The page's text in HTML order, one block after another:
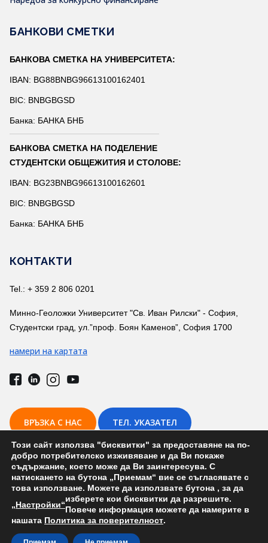
БАНКОВИ СМЕТКИ
БАНКОВА СМЕТКА НА УНИВЕРСИТЕТА:
IBAN: BG88BNBG96613100162401
BIC: BNBGBGSD
Банка: БАНКА БНБ
БАНКОВА СМЕТКА НА ПОДЕЛЕНИЕ
СТУДЕНТСКИ ОБЩЕЖИТИЯ И СТОЛОВЕ:
IBAN: BG23BNBG96613100162601
BIC: BNBGBGSD
Банка: БАНКА БНБ
КОНТАКТИ
Tel.: + 359 2 806 0201
Минно-Геоложки Университет "Св. Иван Рилски" - София,
Студентски град, ул.”проф. Боян Каменов”, София 1700
намери на картата
ВРЪЗКА С НАС ТЕЛ. УКАЗАТЕЛ
Държавен изпит и дипломни защити (Хидрогеология и инженерна
геология) на 14-ти март 2023 г.
Development by: Prodesign.bg | Prodesign.wien
Този сайт използва "бисквитки" за предоставяне на по-
добро потребителско изживяване и да Ви покаже
съдържание, което може да Ви заинтересува. С
натискането на бутона „Приемам“ вие се съгласявате с
това използване. Можете да използвате бутона
„Настройки“
, за да
изберете кои бисквитки да разрешите.
Повече информация можете да намерите в
нашата Политика за поверителност.